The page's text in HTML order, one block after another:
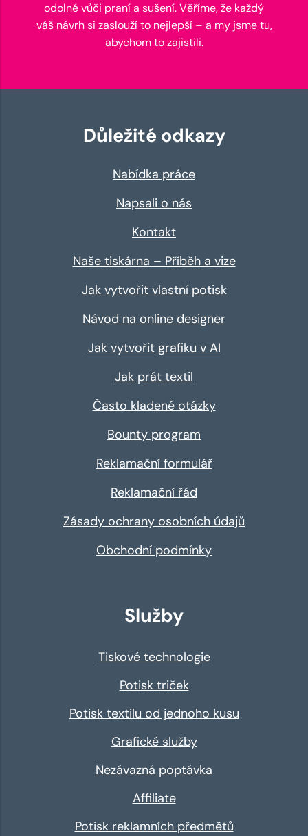
odolné vůči praní a sušení. Věříme, že každý
váš návrh si zaslouží to nejlepší – a my jsme tu,
abychom to zajistili.
Důležité odkazy
Nabídka práce
Napsali o nás
Kontakt
Naše tiskárna – Příběh a vize
Jak vytvořit vlastní potisk
Návod na online designer
Jak vytvořit grafiku v AI
Jak prát textil
Často kladené otázky
Bounty program
Reklamační formulář
Reklamační řád
Zásady ochrany osobních údajů
Obchodní podmínky
Služby
Tiskové technologie
Potisk triček
Potisk textilu od jednoho kusu
Grafické služby
Nezávazná poptávka
Affiliate
Potisk reklamních předmětů